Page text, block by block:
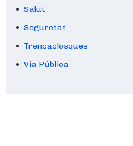
Salut
Seguretat
Trencaclosques
Via Pública